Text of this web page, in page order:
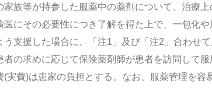
族等が持参した服薬中の薬剤について、治療
にその必要性につき了解を得た上で、一包化
う支援した場合に、「注1」及び「注2」合わせ
の求めに応じて保険薬剤師が患者を訪問して
実費)は患家の負担とする。なお、服薬管理を